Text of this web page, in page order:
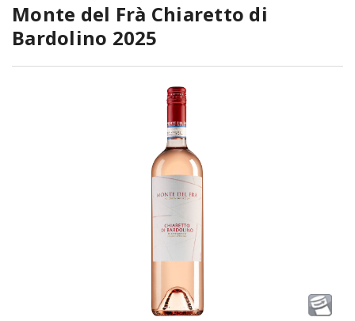
Monte del Frà Chiaretto di
Bardolino 2025